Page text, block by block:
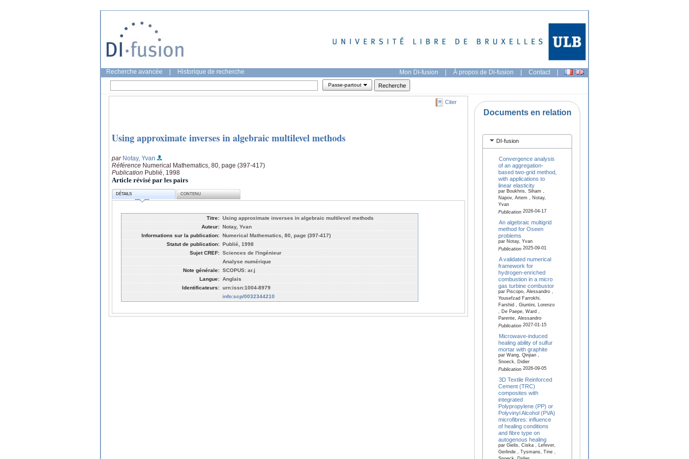
Recherche avancée Historique de recherche Mon DI-fusion | À propos de DI-fusion | Contact |
Passe-partout
Citer
Using approximate inverses in algebraic multilevel methods
par Notay, Yvan
Référence Numerical Mathematics, 80, page (397-417)
Publication Publié, 1998
Article révisé par les pairs
DÉTAILS CONTENU
Titre: Using approximate inverses in algebraic multilevel methods
Auteur: Notay, Yvan
Informations sur la publication: Numerical Mathematics, 80, page (397-417)
Statut de publication: Publié, 1998
Sujet CREF: Sciences de l'ingénieur
Analyse numérique
Note générale: SCOPUS: ar.j
Langue: Anglais
Identificateurs: urn:issn:1004-8979
info:scp/0032344210
Documents en relation
DI-fusion
Convergence analysis
of an aggregation-
based two-grid method,
with applications to
linear elasticity
par Boukhris, Siham ,
Napov, Artem , Notay,
Yvan
Publication2026-04-17
An algebraic multigrid
method for Oseen
problems
par Notay, Yvan
Publication2025-09-01
A validated numerical
framework for
hydrogen-enriched
combustion in a micro
gas turbine combustor
par Piscopo, Alessandro ,
Yousefzad Farrokhi,
Farshid , Giuntini, Lorenzo
, De Paepe, Ward ,
Parente, Alessandro
Publication2027-01-15
Microwave-induced
healing ability of sulfur
mortar with graphite
par Wang, Qinjian ,
Snoeck, Didier
Publication2026-09-05
3D Textile Reinforced
Cement (TRC)
composites with
integrated
Polypropylene (PP) or
Polyvinyl Alcohol (PVA)
microfibres: influence
of healing conditions
and fibre type on
autogenous healing
par Gielis, Ciska , Lefever,
Gerlinde , Tysmans, Tine ,